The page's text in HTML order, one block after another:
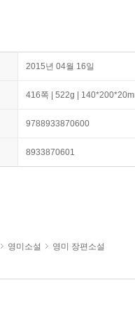
2015년 04월 16일
416쪽 | 522g |
9788933870600
8933870601
영미소설 영미 장편소설